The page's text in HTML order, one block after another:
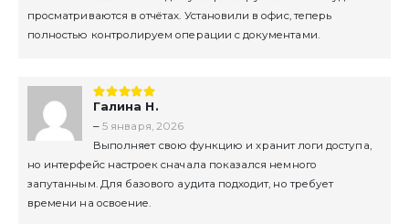
просматриваются в отчётах. Установили в офис, теперь
полностью контролируем операции с документами.
5из 5
Галина Н.
– 5 января, 2026
Выполняет свою функцию и хранит логи доступа,
но интерфейс настроек сначала показался немного
запутанным. Для базового аудита подходит, но требует
времени на освоение.